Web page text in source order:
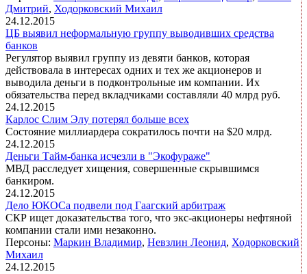
Дмитрий, Ходорковский Михаил
24.12.2015
ЦБ выявил неформальную группу выводивших средства
банков
Регулятор выявил группу из девяти банков, которая
действовала в интересах одних и тех же акционеров и
выводила деньги в подконтрольные им компании. Их
обязательства перед вкладчиками составляли 40 млрд руб.
24.12.2015
Карлос Слим Элу потерял больше всех
Состояние миллиардера сократилось почти на $20 млрд.
24.12.2015
Деньги Тайм-банка исчезли в "Экофураже"
МВД расследует хищения, совершенные скрывшимся
банкиром.
24.12.2015
Дело ЮКОСа подвели под Гаагский арбитраж
СКР ищет доказательства того, что экс-акционеры нефтяной
компании стали ими незаконно.
Персоны: Маркин Владимир, Невзлин Леонид, Ходорковский
Михаил
24.12.2015